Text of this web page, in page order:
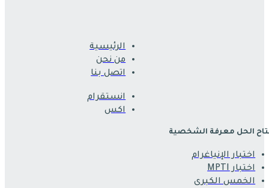
الرئيسية
من نحن
اتصل بنا
انستقرام
اكس
الحل معرفة الشخصية
اختبار الإنياغرام
اختبار MPTI
الخمس الكبرى